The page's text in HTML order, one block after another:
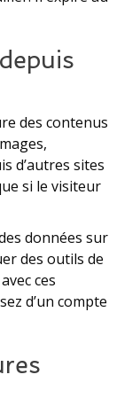
des contenus
d’autres sites
si le visiteur
données sur
des outils de
ces
d’un compte